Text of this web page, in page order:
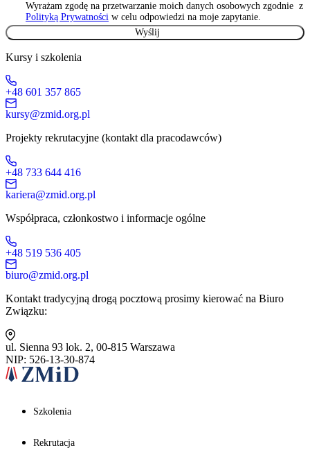
Wyrażam zgodę na przetwarzanie moich danych osobowych zgodnie z
Polityką Prywatności w celu odpowiedzi na moje zapytanie.
Kursy i szkolenia
+48 601 357 865
kursy@zmid.org.pl
Projekty rekrutacyjne (kontakt dla pracodawców)
+48 733 644 416
kariera@zmid.org.pl
Współpraca, członkostwo i informacje ogólne
+48 519 536 405
biuro@zmid.org.pl
Kontakt tradycyjną drogą pocztową prosimy kierować na Biuro
Związku:
ul. Sienna 93 lok. 2, 00-815 Warszawa
NIP: 526-13-30-874
Szkolenia
Rekrutacja